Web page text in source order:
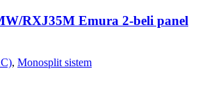
RXJ35M Emura 2-beli panel
, Monosplit sistem